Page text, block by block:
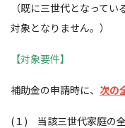
（既に三世代となって
対象となりません。）
【対象要件】
補助金の申請時に、 次の
(１) 当該三世代家庭の